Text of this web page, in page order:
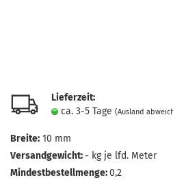
Lieferzeit:
ca. 3-5 Tage (Ausland
Breite: 10 mm
Versandgewicht:- kg je lfd. Meter
Mindestbestellmenge:0,2